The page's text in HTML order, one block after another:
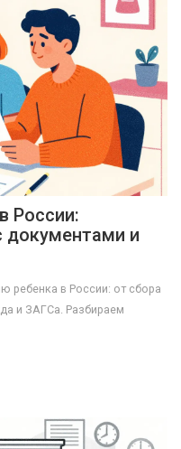
России:
документами и
ребенка в России: от сбора
и ЗАГСа. Разбираем